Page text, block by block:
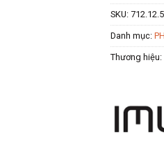
SKU:
Danh mục:
Thương hiệu: